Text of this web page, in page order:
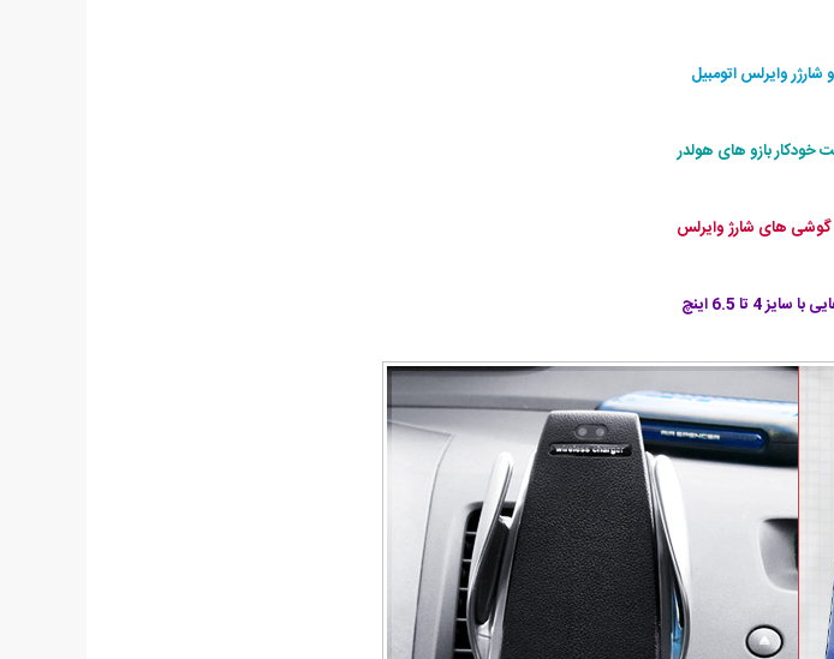
شارژر وایرلس اتومبیل
خودکار بازو های هولدر
گوشی های شارژ وایرلس
4 تا 6.5 اینچ